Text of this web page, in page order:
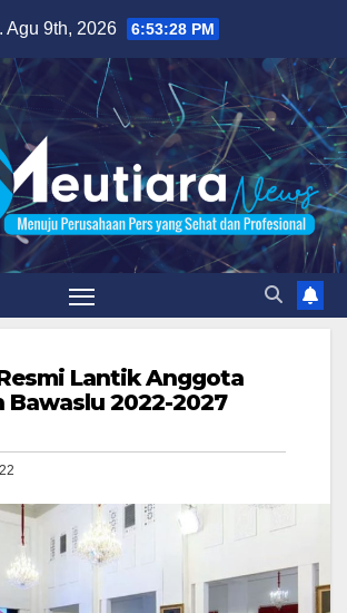
Agu 9th, 2026 6:53:29 PM
Lantik Anggota
Bawaslu 2022-2027